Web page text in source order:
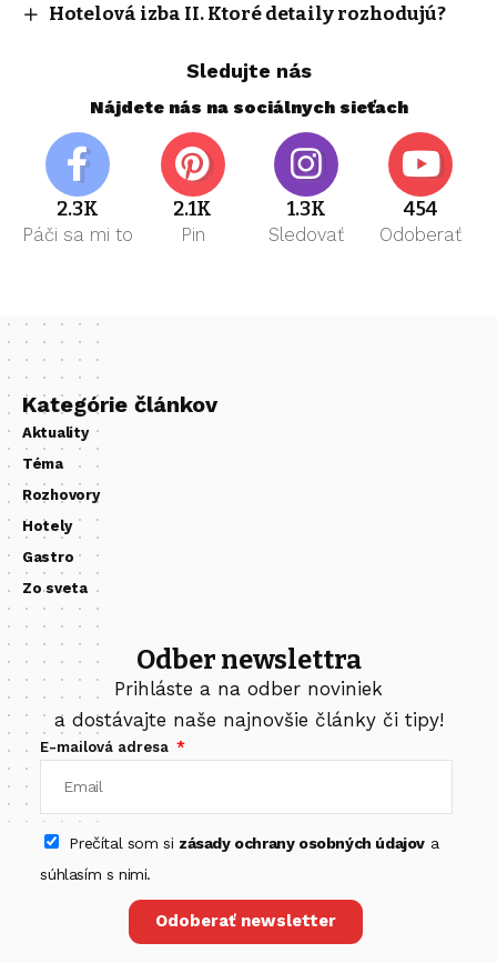
Hotelová izba II. Ktoré detaily rozhodujú?
Sledujte nás
Nájdete nás na sociálnych sieťach
2.3K
Páči sa mi to
2.1K
Pin
1.3K
Sledovať
454
Odoberať
Kategórie článkov
Aktuality
Téma
Rozhovory
Hotely
Gastro
Zo sveta
Odber newslettra
Prihláste a na odber noviniek
a dostávajte naše najnovšie články či tipy!
E-mailová adresa
Prečítal som si zásady ochrany osobných údajova
súhlasím s nimi.
Odoberať newsletter